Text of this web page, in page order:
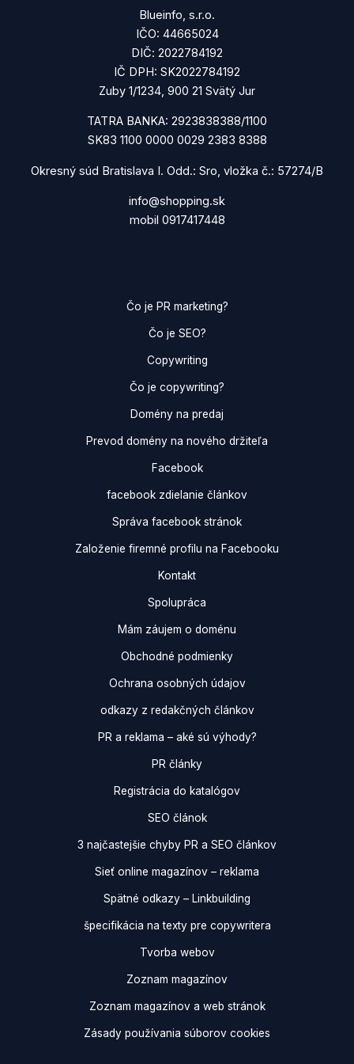
Blueinfo, s.r.o.
IČO: 44665024
DIČ: 2022784192
IČ DPH: SK2022784192
Zuby 1/1234, 900 21 Svätý Jur
TATRA BANKA: 2923838388/1100
SK83 1100 0000 0029 2383 8388
Okresný súd Bratislava I. Odd.: Sro, vložka č.: 57274/B
info@shopping.sk
mobil 0917417448
Čo je PR marketing?
Čo je SEO?
Copywriting
Čo je copywriting?
Domény na predaj
Prevod domény na nového držiteľa
Facebook
facebook zdielanie článkov
Správa facebook stránok
Založenie firemné profilu na Facebooku
Kontakt
Spolupráca
Mám záujem o doménu
Obchodné podmienky
Ochrana osobných údajov
odkazy z redakčných článkov
PR a reklama – aké sú výhody?
PR články
Registrácia do katalógov
SEO článok
3 najčastejšie chyby PR a SEO článkov
Sieť online magazínov – reklama
Spätné odkazy – Linkbuilding
špecifikácia na texty pre copywritera
Tvorba webov
Zoznam magazínov
Zoznam magazínov a web stránok
Zásady používania súborov cookies